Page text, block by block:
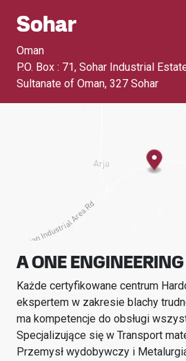
Sohar
Oman
P.O. Box : 71, Sohar Industrial
Sultanate of Oman, 327 Sohar
A ONE
Każde certyfikowane centrum
ekspertem w zakresie blachy
ma kompetencje do obsługi
Specjalizujące się w Transport
Przemysł wydobywczy i